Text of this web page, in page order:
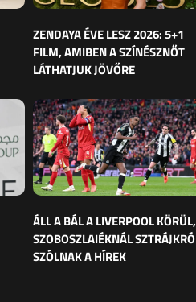
ZENDAYA ÉVE LESZ 2026: 5+1
FILM, AMIBEN A SZÍNÉSZNŐT
LÁTHATJUK JÖVŐRE
ÁLL A BÁL A LIVERPOOL KÖRÜL,
SZOBOSZLAIÉKNÁL
SZÓLNAK A HÍREK